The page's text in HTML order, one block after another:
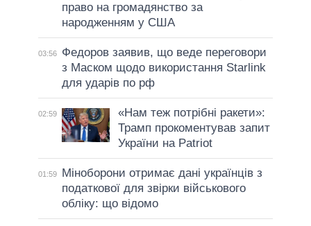
право на громадянство за
народженням у США
03:56
Федоров заявив, що веде переговори
з Маском щодо використання Starlink
для ударів по рф
02:59
«Нам теж потрібні ракети»:
Трамп прокоментував запит
України на Patriot
01:59
Міноборони отримає дані українців з
податкової для звірки військового
обліку: що відомо